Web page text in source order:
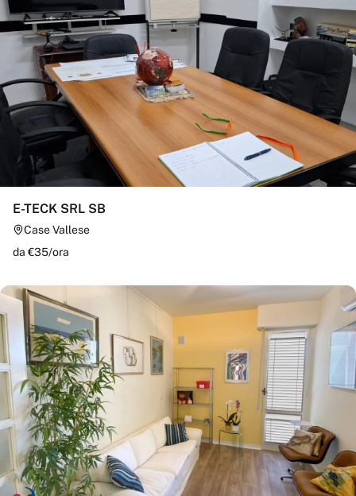
E-TECK SRL SB
Case Vallese
da €35/ora